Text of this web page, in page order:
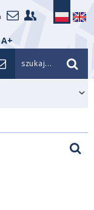
szukaj...